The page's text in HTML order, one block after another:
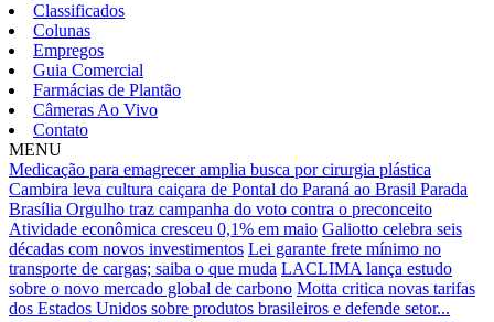
Classificados
Colunas
Empregos
Guia Comercial
Farmácias de Plantão
Câmeras Ao Vivo
Contato
MENU
Medicação para emagrecer amplia busca por cirurgia plástica
Cambira leva cultura caiçara de Pontal do Paraná ao Brasil Parada
Brasília Orgulho traz campanha do voto contra o preconceito
Atividade econômica cresceu 0,1% em maio Galiotto celebra seis
décadas com novos investimentos Lei garante frete mínimo no
transporte de cargas; saiba o que muda LACLIMA lança estudo
sobre o novo mercado global de carbono Motta critica novas tarifas
dos Estados Unidos sobre produtos brasileiros e defende setor...